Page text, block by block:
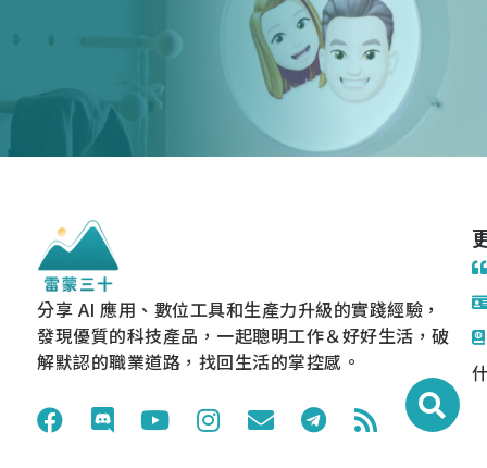
分享 AI 應用、數位工具和生產力升級的實踐經驗，
發現優質的科技產品，一起聰明工作＆好好生活，破
解默認的職業道路，找回生活的掌控感。